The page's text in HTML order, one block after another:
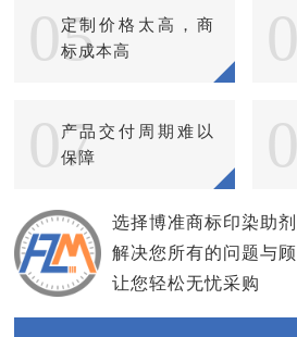
05定制价格太高，商
标成本高
07产品交付周期难以
保障
选择博准商标印染助
解决您所有的问题与
让您轻松无忧采购